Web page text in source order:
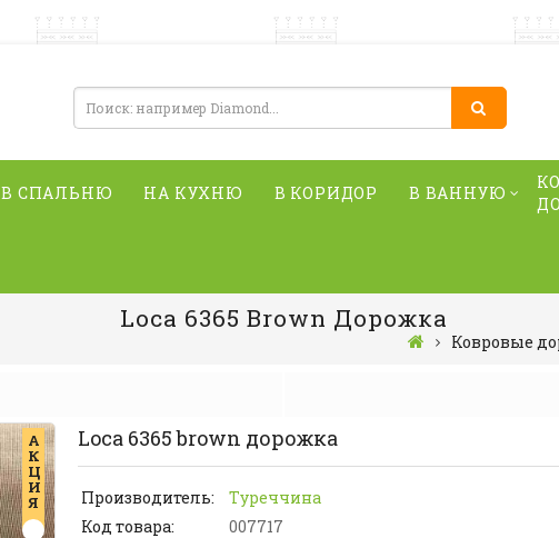
В СПАЛЬНЮ НА КУХНЮ В КОРИДОР В ВАННУЮ
Loca 6365 Brown Дорожка
Ковровые
А
К
Ц
И
Я
Loca 6365 brown дорожка
Производитель:
Туреччина
Код товара:
007717